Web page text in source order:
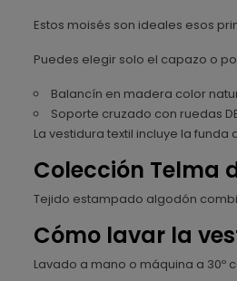
Estos moisés son ideales esos
Puedes elegir solo el capazo o
Balancín en madera color
Soporte cruzado con ruedas
La vestidura textil incluye la
Colección Telma
Tejido estampado algodón
Cómo lavar la
Lavado a mano o máquina a 30º